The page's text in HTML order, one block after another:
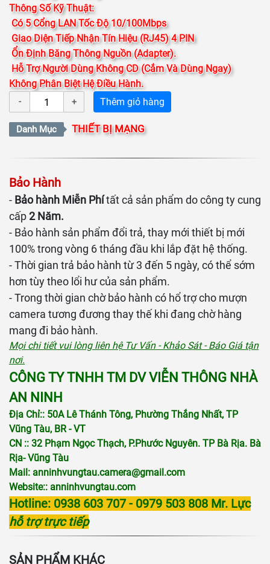
Thông Số Kỹ Thuật:
Có 5 Cổng LAN Tốc Độ 10/100Mbps
Giao Diện Tiếp Nhận Tín Hiệu (RJ45) 4 PIN
Ổn Định Băng Thông Nguồn (adapter).
Hỗ Trợ Người Dùng Không CD (cắm Và Dùng Ngay)
Không Phân Biệt Hệ Điều Hành.
Thêm giỏ hàng
Danh Mục THIẾT BỊ MẠNG
Bảo Hành
- Bảo hành Miễn Phítất cả sản phẩm do công ty cung
cấp2 Năm.
- Bảo hành sản phẩm đổi trả, thay mới thiết bị mới
100% trong vòng 6 tháng đầu khi lắp đặt hệ thống.
- Thời gian trả bảo hành từ 3 đến 5 ngày, có thể sớm
hơn tùy theo lổi hư của sản phẩm.
- Trong thời gian chờ bảo hành có hổ trợ cho mượn
camera tương đương thay thế khi đang chờ hàng
mang đi bảo hành.
Mọi chi tiết vui lòng liên hệ Tư Vấn - Khảo Sát - Báo Giá tận
nơi.
CÔNG TY TNHH TM DV VIỄN THÔNG NHÀ
AN NINH
Địa Chỉ:: 50A Lê Thánh Tông, Phường Thắng Nhất, TP
Vũng Tàu, BR - VT
CN :: 32 Phạm Ngọc Thạch, P.Phước Nguyên. TP Bà Rịa. Bà
Rịa- Vũng Tàu
Mail: anninhvungtau.camera@gmail.com
Website:: anninhvungtau.com
Hotline: 0938 603 707 - 0979 503 808 Mr. Lực
hỗ trợ trực tiếp
SẢN PHẨM KHÁC